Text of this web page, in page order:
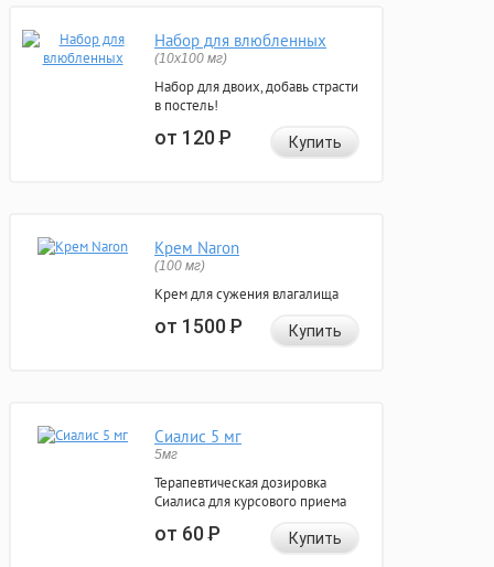
Набор для влюбленных
(10х100 мг)
Набор для двоих, добавь страсти
в постель!
от 120Р Купить
Крем Naron
(100 мг)
Крем для сужения влагалища
от 1500Р Купить
Сиалис 5 мг
5мг
Терапевтическая дозировка
Сиалиса для курсового приема
от 60Р Купить